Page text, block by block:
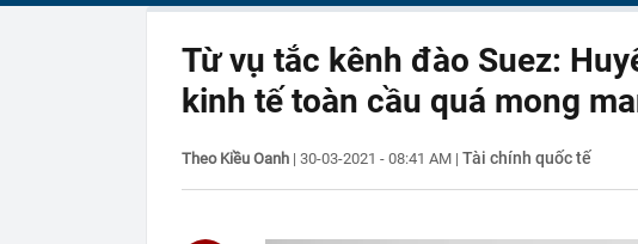
14:29
Ra lệnh bắt tạm giam
Tuấn SN 1977
Cú sốc của Đen Vâu
14:20
Honda chính thức ra mắt xe
Từ vụ tắc kênh đào Suez:
kinh tế toàn cầu quá mong
Theo Kiều Oanh | 30-03-2021 - 08:41 AM | Tài chính quốc tế